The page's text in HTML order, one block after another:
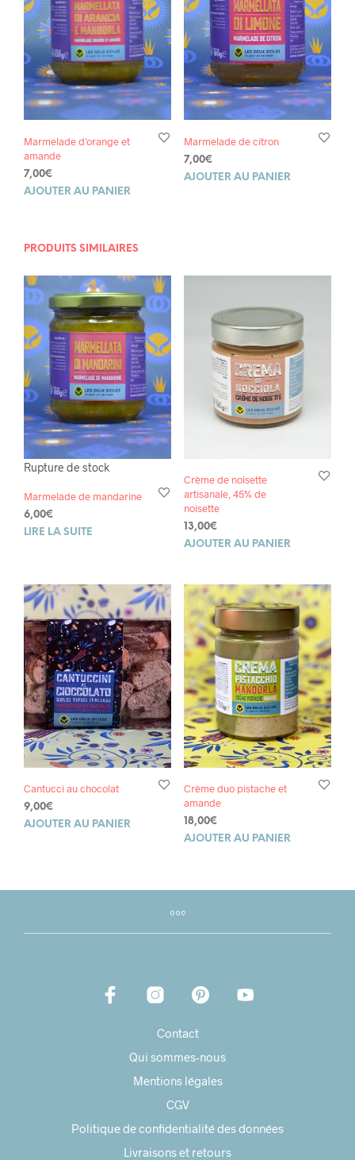
Marmelade d’orange et
amande
7,00€
AJOUTER AU PANIER
Marmelade de citron
7,00€
AJOUTER AU PANIER
PRODUITS SIMILAIRES
Rupture de stock
Marmelade de mandarine
6,00€
LIRE LA SUITE
Crème de noisette
artisanale, 45% de
noisette
13,00€
AJOUTER AU PANIER
Cantucci au chocolat
9,00€
AJOUTER AU PANIER
Crème duo pistache et
amande
18,00€
AJOUTER AU PANIER
Contact
Qui sommes-nous
Mentions légales
CGV
Politique de confidentialité des données
Livraisons et retours